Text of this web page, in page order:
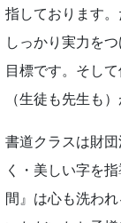
指しております
しっかり実力を
目標です。そし
（生徒も先生も
書道クラスは財
く・美しい字を
間』は心も洗わ